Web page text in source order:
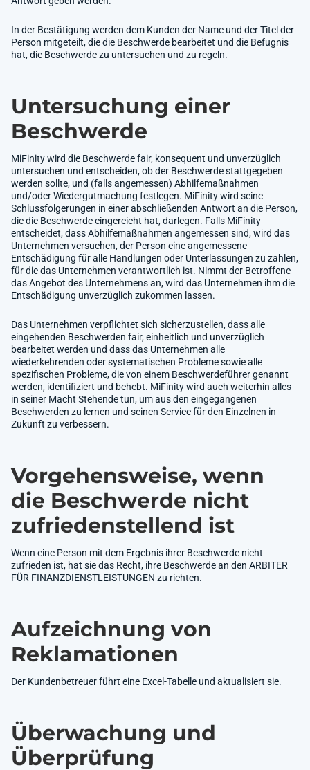
In der Bestätigung werden dem Kunden der Name und der Titel der
Person mitgeteilt, die die Beschwerde bearbeitet und die Befugnis
hat, die Beschwerde zu untersuchen und zu regeln.
Untersuchung einer
Beschwerde
MiFinity wird die Beschwerde fair, konsequent und unverzüglich
untersuchen und entscheiden, ob der Beschwerde stattgegeben
werden sollte, und (falls angemessen) Abhilfemaßnahmen
und/oder Wiedergutmachung festlegen. MiFinity wird seine
Schlussfolgerungen in einer abschließenden Antwort an die Person,
die die Beschwerde eingereicht hat, darlegen. Falls MiFinity
entscheidet, dass Abhilfemaßnahmen angemessen sind, wird das
Unternehmen versuchen, der Person eine angemessene
Entschädigung für alle Handlungen oder Unterlassungen zu zahlen,
für die das Unternehmen verantwortlich ist. Nimmt der Betroffene
das Angebot des Unternehmens an, wird das Unternehmen ihm die
Entschädigung unverzüglich zukommen lassen.
Das Unternehmen verpflichtet sich sicherzustellen, dass alle
eingehenden Beschwerden fair, einheitlich und unverzüglich
bearbeitet werden und dass das Unternehmen alle
wiederkehrenden oder systematischen Probleme sowie alle
spezifischen Probleme, die von einem Beschwerdeführer genannt
werden, identifiziert und behebt. MiFinity wird auch weiterhin alles
in seiner Macht Stehende tun, um aus den eingegangenen
Beschwerden zu lernen und seinen Service für den Einzelnen in
Zukunft zu verbessern.
Vorgehensweise, wenn
die Beschwerde nicht
zufriedenstellend ist
Wenn eine Person mit dem Ergebnis ihrer Beschwerde nicht
zufrieden ist, hat sie das Recht, ihre Beschwerde an den ARBITER
FÜR FINANZDIENSTLEISTUNGEN zu richten.
Aufzeichnung von
Reklamationen
Der Kundenbetreuer führt eine Excel-Tabelle und aktualisiert sie.
Überwachung und
Überprüfung